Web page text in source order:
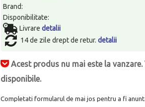
Brand:
Disponibilitate:
Livraredetalii
14 de zile drept de retur.detalii
Acest produs nu mai este la
disponibile.
Completati formularul de mai jos pentru a fi